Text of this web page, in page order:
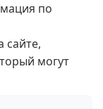
по
сайте,
могут